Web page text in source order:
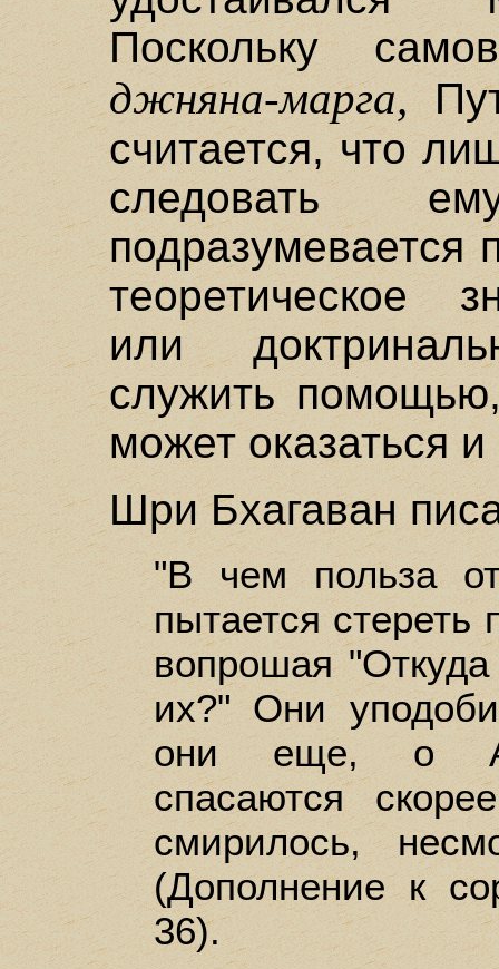
Поскольку
джняна-марга,
считается, что
следовать
подразумевается
теоретическое
или
служить
может оказаться
Шри Бхагаван
"В чем польза
пытается стереть
вопрошая
их?" Они
они еще, о
спасаются
смирилось,
(Дополнение к
36).